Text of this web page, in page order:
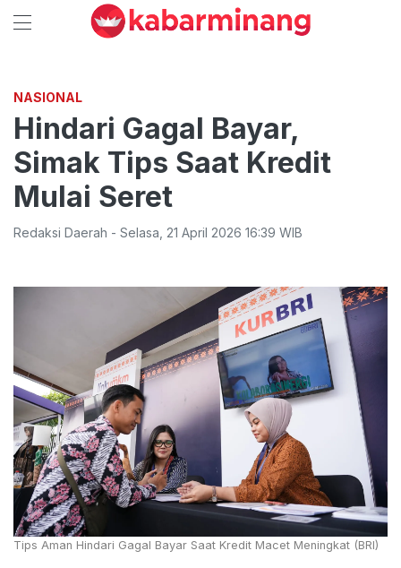
NASIONAL
Hindari Gagal Bayar,
Simak Tips Saat Kredit
Mulai Seret
Redaksi Daerah - Selasa 21 April 2026 16:39 WIB
Tips Aman Hindari Gagal Bayar Saat Kredit Macet Meningkat (BRI)